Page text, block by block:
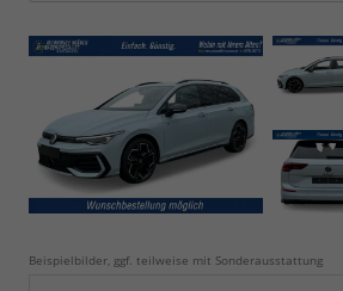
Beispielbilder, ggf. teilweise mit Sonderausstattung